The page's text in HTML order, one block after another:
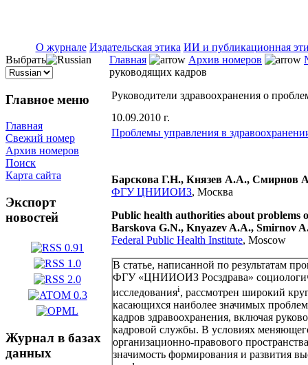
О журнале Издательская этика ИИ и публикационная
Выбрать
Главное меню
Главная
Свежий номер
Архив номеров
Поиск
Карта сайта
Экспорт
новостей
Журнал в базах
данных
Главная Архив номеров
руководящих кадров
Руководители здравоохранения о
10.09.2010 г.
Проблемы управления в
Барскова Г.Н., Князев А.А., Смирнов
ФГУ ЦНИИОИЗ, Москва
Public health authorities about problems
Barskova G.N., Knyazev A.A., Smirnov
Federal Public Health Institute, Moscow
В статье, написанной по результатам
ФГУ «ЦНИИОИЗ Росздрава»
исследованияi, рассмотрен широкий
касающихся наиболее значимых
кадров здравоохранения, включая
кадровой службы. В условиях
организационно-правового
значимость формирования и развития